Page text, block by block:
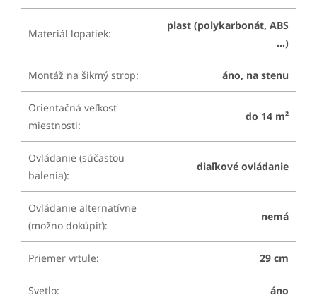
Materiál lopatiek:
plast (polykarbonát, ABS
...)
Montáž na šikmý strop: áno, na stenu
Orientačná veľkosť
miestnosti:
do 14 m²
Ovládanie (súčasťou
balenia):
diaľkové ovládanie
Ovládanie alternatívne
(možno dokúpiť):
nemá
Priemer vrtule: 29 cm
Svetlo: áno